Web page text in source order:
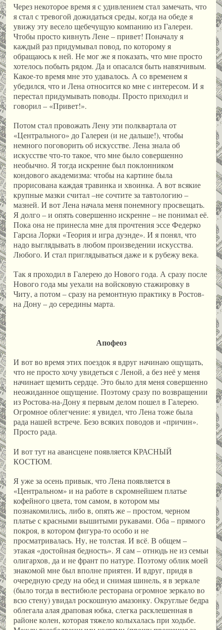
Через некоторое время я с удивлением стал замечать, что
я стал с тревогой дожидаться среды, когда на обеде я
увижу эту весело щебечущую компанию из Галереи.
Чтобы просто кивнуть Лене – привет! Поначалу я
каждый раз придумывал повод, по которому я
обращаюсь к ней. Не мог же я показать, что мне просто
хотелось побыть рядом. Да и опасался быть навязчивым.
Какое-то время мне это удавалось. А со временем я
убедился, что и Лена относится ко мне с интересом. И я
перестал придумывать поводы. Просто приходил и
говорил – «Привет!».
Потом стал провожать Лену эти полквартала от
«Центрального» до Галереи (и не дальше!), чтобы
немного поговорить об искусстве. Лена знала об
искусстве что-то такое, что мне было совершенно
необычно. Я тогда искренне был поклонником
кондового академизма: чтобы на картине была
прорисована каждая травинка и хвоинка. А вот всякие
крупные мазки считал –не сочтите за тавтологию –
мазней. И вот Лена начала меня понемногу просвещать.
Я долго – и опять совершенно искренне – не понимал её.
Пока она не принесла мне для прочтения эссе Федерко
Гарсиа Лорки «Теория и игра дуэнде». И я понял, что
надо выглядывать в любом произведении искусства.
Любого. И стал приглядываться даже и к рубежу века.
Так я проходил в Галерею до Нового года. А сразу после
Нового года мы уехали на войсковую стажировку в
Читу, а потом – сразу на ремонтную практику в Ростов-
на Дону – до середины марта.
Апофеоз
И вот во время этих поездок я вдруг начинаю ощущать,
что не просто хочу увидеться с Леной, а без неё у меня
начинает щемить сердце. Это было для меня совершенно
неожиданное ощущение. Поэтому сразу по возвращении
из Ростова-на-Дону я первым делом пошел в Галерею.
Огромное облегчение: я увидел, что Лена тоже была
рада нашей встрече. Безо всяких поводов и «причин».
Просто рада.
И вот тут на авансцене появляется КРАСНЫЙ
КОСТЮМ.
Я уже за осень привык, что Лена появляется в
«Центральном» и на работе в скромнейшем платье
кофейного цвета, том самом, в котором мы
познакомились, либо в, опять же – простом, черном
платье с красными вышитыми рукавами. Оба – прямого
покроя, в котором фигура-то особо и не
просматривалась. Ну, не толстая. И всё. В общем –
этакая «достойная бедность». Я сам – отнюдь не из семьи
олигархов, да и не франт по натуре. Поэтому облик моей
знакомой мне был вполне приятен. И вдруг, придя в
очередную среду на обед и снимая шинель, я в зеркале
(было тогда в вестибюле ресторана огромное зеркало во
всю стену) увидал роскошную амазонку. Округлые бедра
облегала алая драповая юбка, слегка расклешенная в
районе колен, которая тяжело колыхалась при ходьбе.